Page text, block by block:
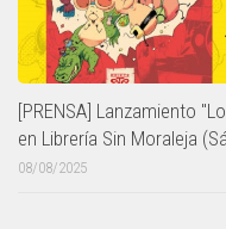
[PRENSA] Lanzamiento
en Librería Sin Moraleja
08/08/2025